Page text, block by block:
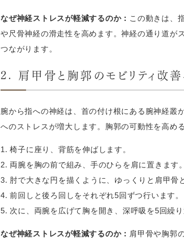
なぜ神経ストレスが軽減するのか： この動きは、
や尺骨神経の滑走性を高めます。神経の通り道が
つながります。
2. 肩甲骨と胸郭のモビリティ改善
腕から指への神経は、首の付け根にある腕神経叢
へのストレスが増大します。胸郭の可動性を高め
椅子に座り、背筋を伸ばします。
両腕を胸の前で組み、手のひらを肩に置きます。
肘で大きな円を描くように、ゆっくりと肩甲骨
前回しと後ろ回しをそれぞれ5回ずつ行います。
次に、両腕を広げて胸を開き、深呼吸を5回繰り
なぜ神経ストレスが軽減するのか： 肩甲骨や胸郭